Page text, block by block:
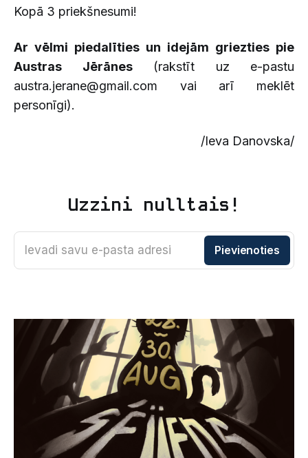
Kopā 3 priekšnesumi!
Ar vēlmi piedalīties un idejām griezties pie
Austras Jērānes(rakstīt uz e-pastu
austra.jerane@gmail.com vai arī meklēt
personīgi).
/Ieva Danovska/
Uzzini nulltais!
Ievadi savu e-pasta adresi Pievienoties